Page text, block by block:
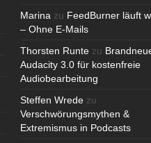
Marina zu FeedBurner läuft
– Ohne E-Mails
Thorsten Runte zu
Audacity 3.0 für kostenfreie
Audiobearbeitung
Steffen Wrede zu
Verschwörungsmythen &
Extremismus in Podcasts